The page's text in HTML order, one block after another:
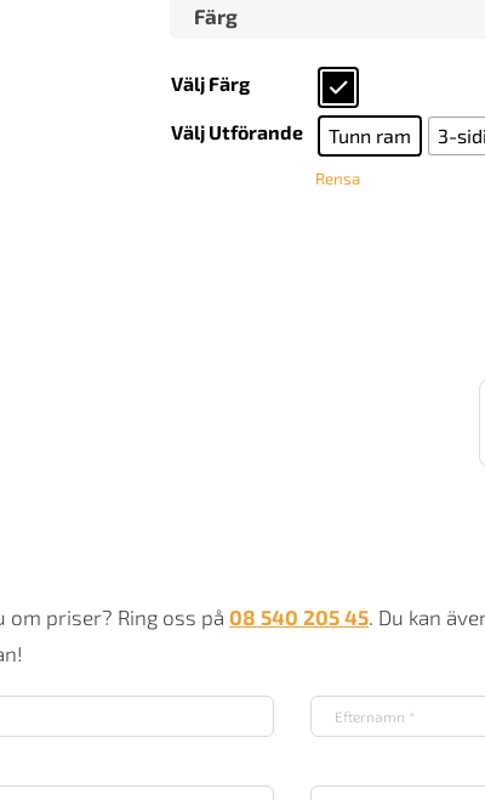
Färg
Välj Färg
Välj Utförande Tunn ram 3-
Rensa
priser? Ring oss på 08 540 205 45. Du kan